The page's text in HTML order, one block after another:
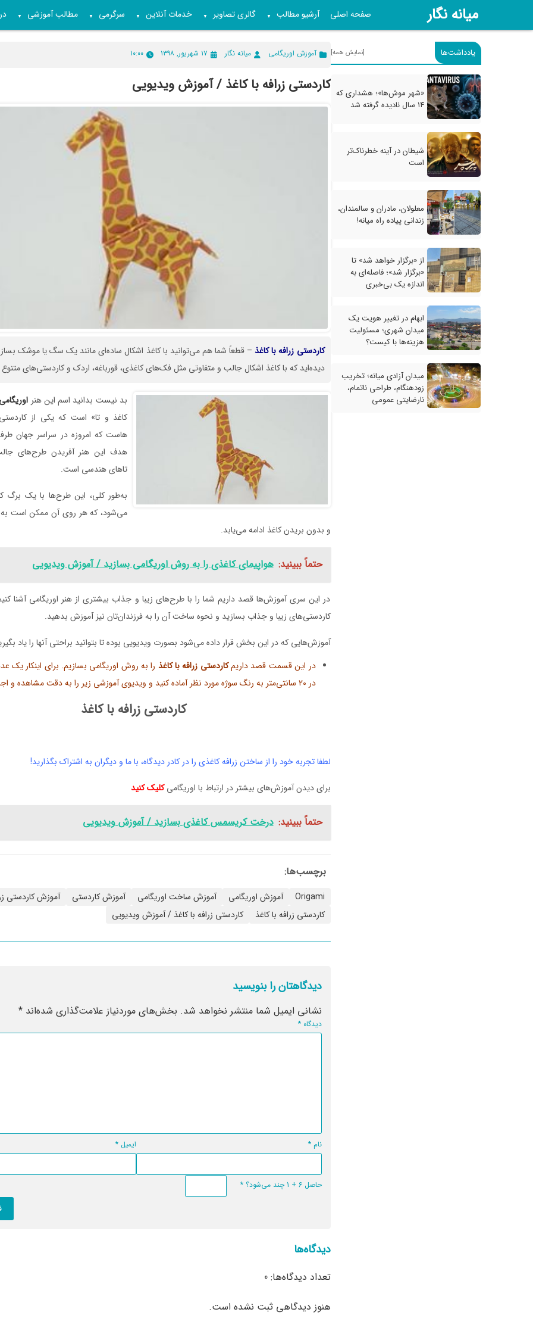
میانه نگار صفحه اصلی آرشیو مطالب ▼ گالری تصاویر ▼ خدمات آنلاین ▼ سرگرمی ▼ مطالب آموزشی ▼
یادداشت‌ها [نمایش همه]
«شهر موش‌ها»؛ هشداری که
۱۴ سال نادیده گرفته شد
شیطان در آینه خطرناک‌تر
است
معلولان، مادران و سالمندان،
زندانی پیاده راه میانه!
از «برگزار خواهد شد» تا
«برگزار شد»؛ فاصله‌ای به
اندازه یک بی‌خبری
ابهام در تغییر هویت یک
میدان شهری؛ مسئولیت
هزینه‌ها با کیست؟
میدان آزادی میانه؛ تخریب
زودهنگام، طراحی ناتمام،
نارضایتی عمومی
آموزش اوریگامی میانه نگار ۱۷ شهریور, ۱۳۹۸ ۱۰:۰۰
کاردستی زرافه با کاغذ / آموزش ویدیویی
کاردستی زرافه باکاغذ– قطعاً شما هم می‌توانید با کاغذ اشکال ساده‌ای مانند یک سگ یا موشک
دیده‌اید که با کاغذ اشکال جالب و متفاوتی مثل فک‌های کاغذی، قورباغه، اردک و کاردستی‌های
بد نیست بدانید اسم این هنر اوریگامی
کاغذ و تا» است که یکی از
هاست که امروزه در سراسر جهان
هدف این هنر آفریدن طرح‌های
تاهای هندسی است.
به‌طور کلی، این طرح‌ها با یک برگ
می‌شود، که هر روی آن ممکن است به
و بدون بریدن کاغذ ادامه می‌یابد.
حتماً ببینید: هواپیمای کاغذی را به روش اوریگامی بسازید / آموزش ویدیویی
در این سری آموزش‌ها قصد داریم شما را با طرح‌های زیبا و جذاب بیشتری از هنر اوریگامی آشنا
کاردستی‌های زیبا و جذاب‌ بسازید و نحوه ساخت آن را به فرزندان‌تان نیز آموزش بدهید.
آموزش‌هایی که در این بخش قرار داده می‌شود بصورت ویدیویی بوده تا بتوانید براحتی آنها را یاد
در این قسمت قصد داریمکاردستی زرافه با کاغذ
در ۲۰ سانتی‌متر به رنگ سوژه مورد نظر آماده کنید و ویدیوی آموزشی زیر را به دقت مشاهده و اجرا کنید.
کاردستی زرافه با کاغذ
لطفا تجربه خود را از ساختن زرافه کاغذی را در کادر دیدگاه، با ما و دیگران به اشتراک بگذارید!
برای دیدن آموزش‌های بیشتر در ارتباط با اوریگامیکلیک کنید
حتماً ببینید: درخت کریسمس کاغذی بسازید / آموزش ویدیویی
برچسب‌ها:
Origami آموزش اوريگامی آموزش ساخت اوريگامی آموزش کاردستی آموزش کاردستی
کاردستی زرافه با کاغذ
کاردستی زرافه با کاغذ / آموزش ویدیویی
دیدگاهتان را بنویسید
نشانی ایمیل شما منتشر نخواهد شد. بخش‌های موردنیاز علامت‌گذاری شده‌اند*
دیدگاه*
نام* ایمیل *
حاصل 6 + 1 چند می‌شود؟ *
دیدگاه‌ها
تعداد دیدگاه‌ها: 0
هنوز دیدگاهی ثبت نشده است.